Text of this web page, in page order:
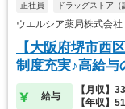
正社員 ドラッグストア（
ウエルシア薬局株式会
【大阪府堺市西
制度充実♪高給
給与
【月収】
【年収】